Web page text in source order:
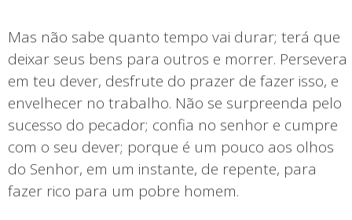
Mas não sabe quanto tempo vai durar; terá que
deixar seus bens para outros e morrer. Persevera
em teu dever, desfrute do prazer de fazer isso, e
envelhecer no trabalho. Não se surpreenda pelo
sucesso do pecador; confia no senhor e cumpre
com o seu dever; porque é um pouco aos olhos
do Senhor, em um instante, de repente, para
fazer rico para um pobre homem.